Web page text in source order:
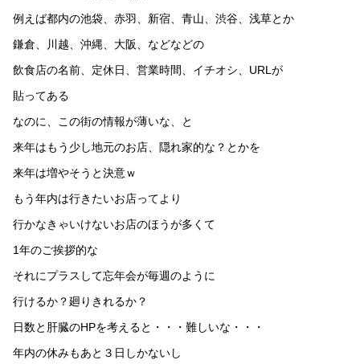
例えば都内の池袋、赤羽、新宿、青山、渋谷、浅草とか
鎌倉、川越、沖縄、大阪、などなどの
飲食店の名前、定休日、営業時間、イチオシ、URLが
貼ってある
なのに、この街の情報が薄いな、と
来年はもう少し地元のお店、隠れ家的な？とかを
来年は増やそうと決意ｗ
もう年内は行きたいお店ってより
行かなきゃいけないお店のほうが多くて
1年のご挨拶的な
それにプラスして忘年会が毎週のように
行けるか？廻りきれるか？
日数と肝臓のHPを考えると・・・難しいな・・・
年内の休みもあと３日しかないし